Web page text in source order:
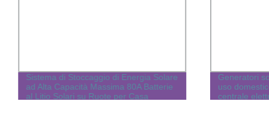
Sistema di Stoccaggio di Energia Solare
ad Alta Capacità Massima 80A Batterie
al Litio Solari su Ruote per Casa
Generatori
uso
centrale